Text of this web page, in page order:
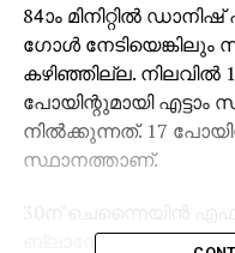
84ാം മിനിറ്റില്‍
ഗോള്‍
കഴിഞ്ഞില്ല. നിലവില്‍
പോയിന്റുമായി എട്ടാം
നില്‍ക്കുന്നത്. 17
സ്ഥാനത്താണ്.
ബ്ലാസ്റ്റേഴ്‌സിന്റെ